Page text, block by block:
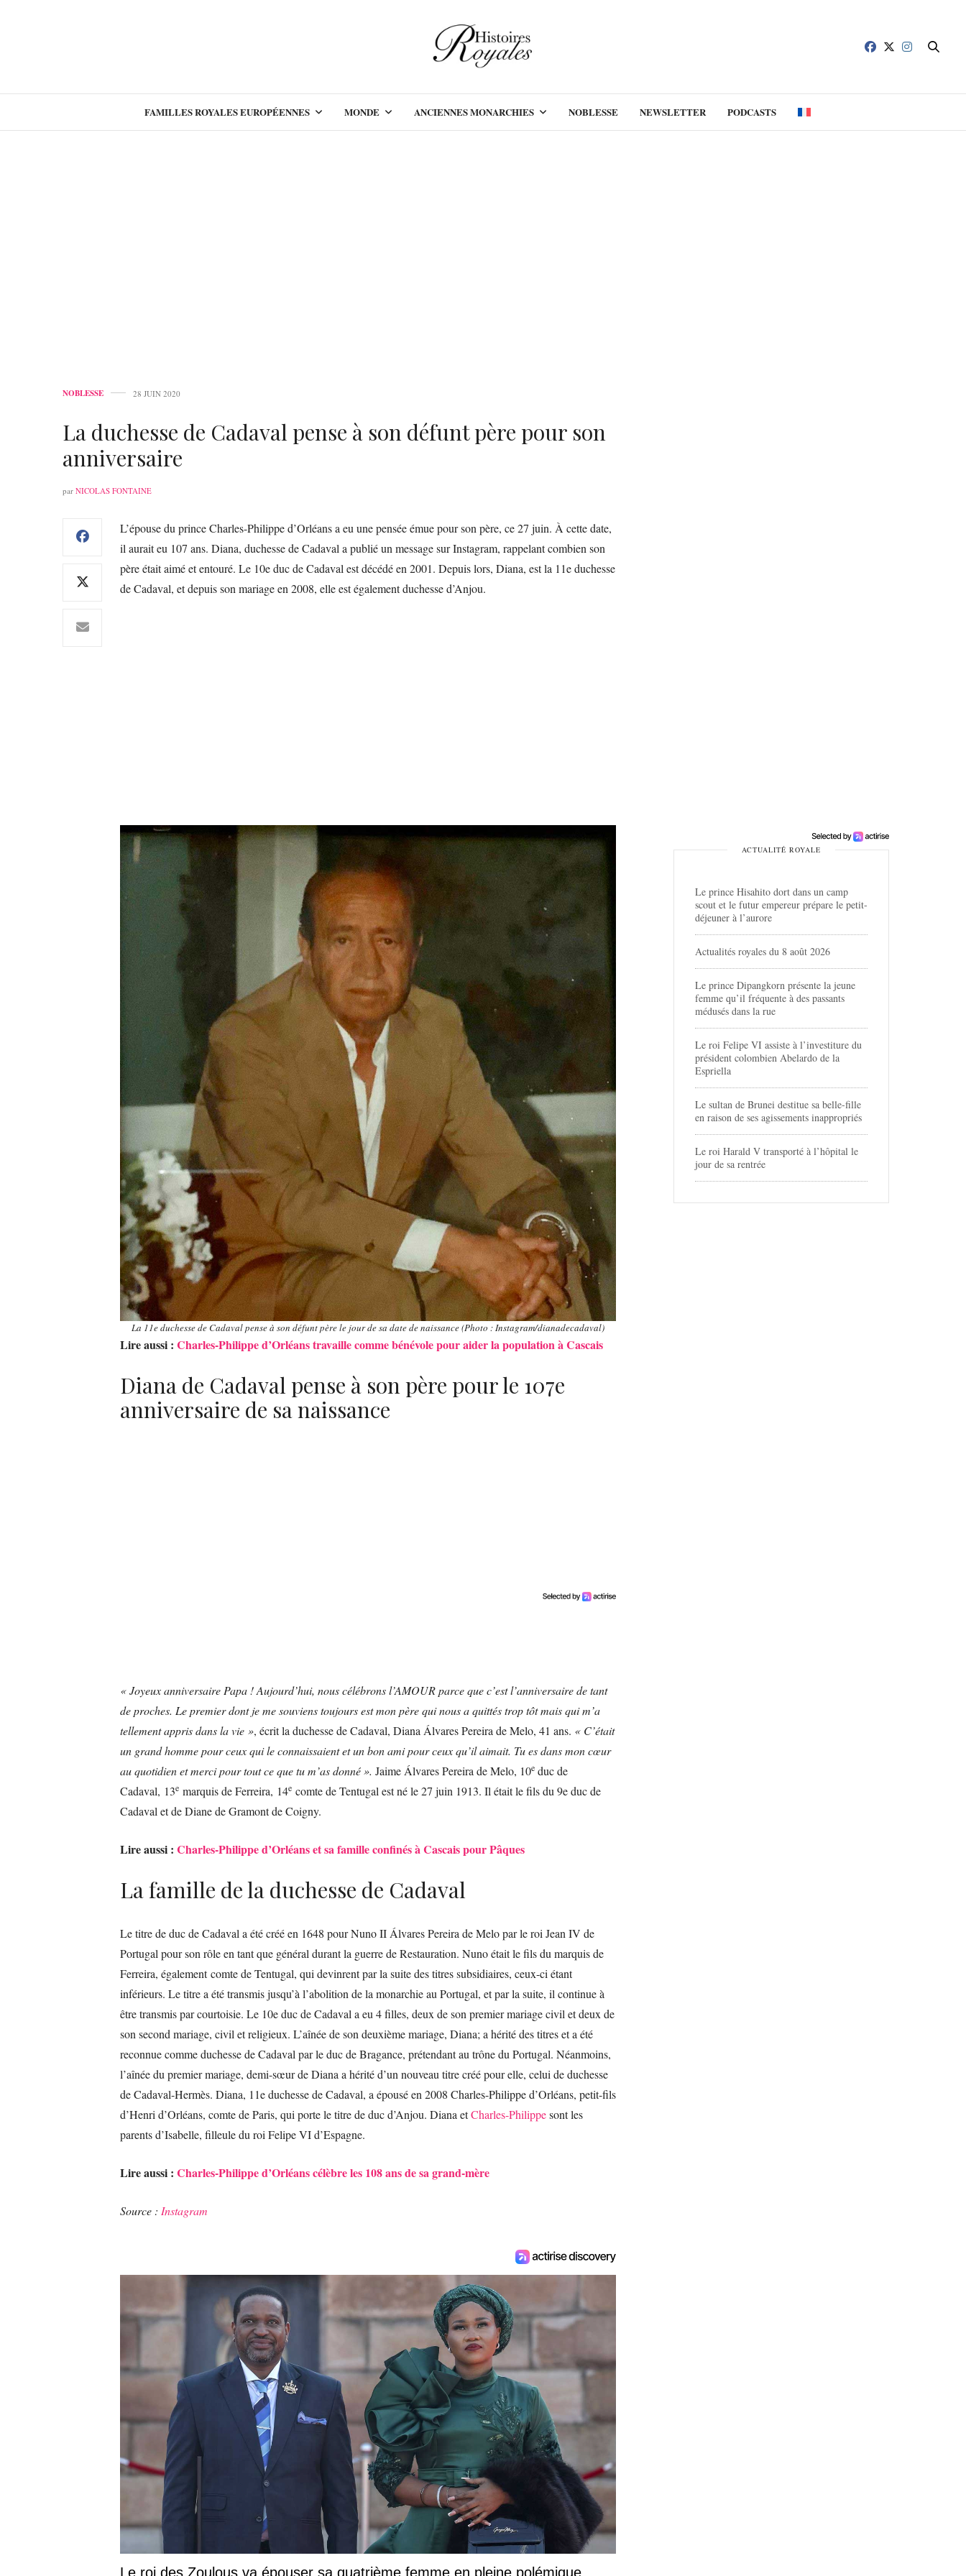
FAMILLES ROYALES EUROPÉENNES MONDE ANCIENNES MONARCHIES NOBLESSE NEWSLETTER PODCASTS
NOBLESSE 28 JUIN 2020
La duchesse de Cadaval pense à son défunt père pour son
anniversaire
par NICOLAS FONTAINE
L’épouse du prince Charles-Philippe d’Orléans a eu une pensée émue pour son père, ce 27 juin. À cette date,
il aurait eu 107 ans. Diana, duchesse de Cadaval a publié un message sur Instagram, rappelant combien son
père était aimé et entouré. Le 10e duc de Cadaval est décédé en 2001. Depuis lors, Diana, est la 11e duchesse
de Cadaval, et depuis son mariage en 2008, elle est également duchesse d’Anjou.
La 11e duchesse de Cadaval pense à son défunt père le jour de sa date de naissance (Photo : Instagram/dianadecadaval)
Lire aussi : Charles-Philippe d’Orléans travaille comme bénévole pour aider la population à Cascais
Diana de Cadaval pense à son père pour le 107e
anniversaire de sa naissance
« Joyeux anniversaire Papa ! Aujourd’hui, nous célébrons l’AMOUR parce que c’est l’anniversaire de tant
de proches. Le premier dont je me souviens toujours est mon père qui nous a quittés trop tôt mais qui m’a
tellement appris dans la vie », écrit la duchesse de Cadaval, Diana Álvares Pereira de Melo, 41 ans. « C’était
un grand homme pour ceux qui le connaissaient et un bon ami pour ceux qu’il aimait. Tu es dans mon cœur
au quotidien et merci pour tout ce que tu m’as donné ». Jaime Álvares Pereira de Melo, 10e duc de
Cadaval, 13e marquis de Ferreira, 14e comte de Tentugal est né le 27 juin 1913. Il était le fils du 9e duc de
Cadaval et de Diane de Gramont de Coigny.
Lire aussi : Charles-Philippe d’Orléans et sa famille confinés à Cascais pour Pâques
La famille de la duchesse de Cadaval
Le titre de duc de Cadaval a été créé en 1648 pour Nuno II Álvares Pereira de Melo par le roi Jean IV de
Portugal pour son rôle en tant que général durant la guerre de Restauration. Nuno était le fils du marquis de
Ferreira, également comte de Tentugal, qui devinrent par la suite des titres subsidiaires, ceux-ci étant
inférieurs. Le titre a été transmis jusqu’à l’abolition de la monarchie au Portugal, et par la suite, il continue à
être transmis par courtoisie. Le 10e duc de Cadaval a eu 4 filles, deux de son premier mariage civil et deux de
son second mariage, civil et religieux. L’aînée de son deuxième mariage, Diana; a hérité des titres et a été
reconnue comme duchesse de Cadaval par le duc de Bragance, prétendant au trône du Portugal. Néanmoins,
l’aînée du premier mariage, demi-sœur de Diana a hérité d’un nouveau titre créé pour elle, celui de duchesse
de Cadaval-Hermès. Diana, 11e duchesse de Cadaval, a épousé en 2008 Charles-Philippe d’Orléans, petit-fils
d’Henri d’Orléans, comte de Paris, qui porte le titre de duc d’Anjou. Diana etCharles-Philippesont les
parents d’Isabelle, filleule du roi Felipe VI d’Espagne.
Lire aussi : Charles-Philippe d’Orléans célèbre les 108 ans de sa grand-mère
Source : Instagram
Le roi des Zoulous va épouser sa quatrième femme en pleine polémique
ACTUALITÉ ROYALE
Le prince Hisahito dort dans un camp
scout et le futur empereur prépare le petit-
déjeuner à l’aurore
Actualités royales du 8 août 2026
Le prince Dipangkorn présente la jeune
femme qu’il fréquente à des passants
médusés dans la rue
Le roi Felipe VI assiste à l’investiture du
président colombien Abelardo de la
Espriella
Le sultan de Brunei destitue sa belle-fille
en raison de ses agissements inappropriés
Le roi Harald V transporté à l’hôpital le
jour de sa rentrée